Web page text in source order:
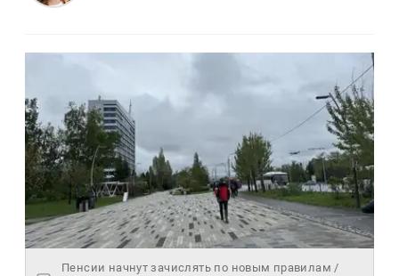
Пенсии начнут зачислять по новым правилам /